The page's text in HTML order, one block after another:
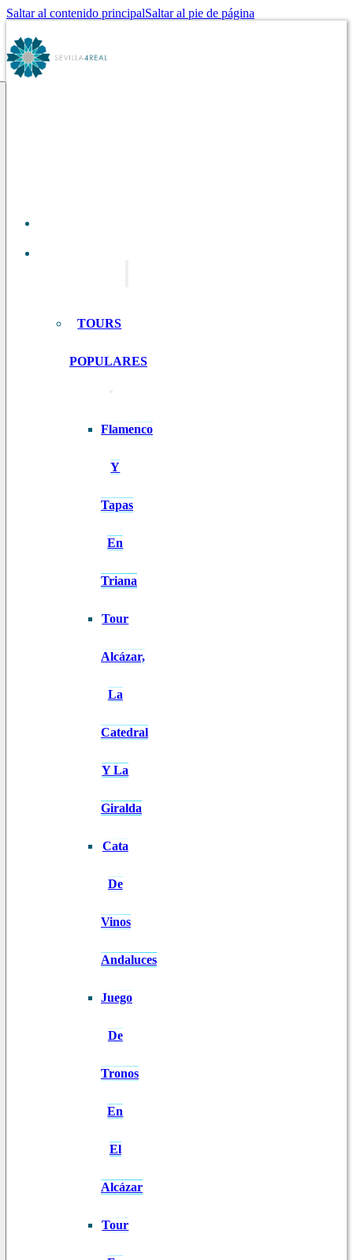
Saltar al contenido principalSaltar al pie de página
TOURS
POPULARES
Flamenco
Y
Tapas
En
Triana
Tour
Alcázar,
La
Catedral
Y La
Giralda
Cata
De
Vinos
Andaluces
Juego
De
Tronos
En
El
Alcázar
Tour